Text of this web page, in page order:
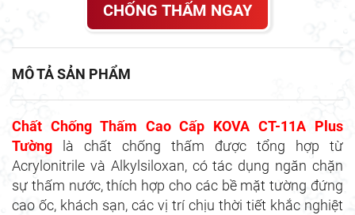
CHỐNG THẤM NGAY
MÔ TẢ SẢN PHẨM
Chất Chống Thấm Cao Cấp KOVA CT-11A Plus
Tường
là chất chống thấm được tổng hợp từ
Acrylonitrile và Alkylsiloxan, có tác dụng ngăn chặn
sự thấm nước, thích hợp cho các bề mặt tường đứng
cao ốc, khách sạn, các vị trí chịu thời tiết khắc nghiệt